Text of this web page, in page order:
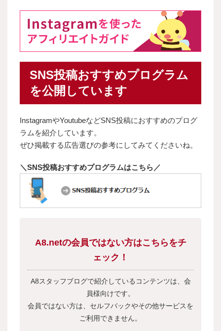
SNS投稿おすすめプログラム
を公開しています
InstagramやYoutubeなどSNS投稿におすすめのプログ
ラムを紹介しています。
ぜひ掲載する広告選びの参考にしてみてくださいね。
＼SNS投稿おすすめプログラムはこちら／
A8.netの会員ではない方はこちらをチ
ェック！
A8スタッフブログで紹介しているコンテンツは、会
員様向けです。
会員ではない方は、セルフバックやその他サービスを
ご利用できません。